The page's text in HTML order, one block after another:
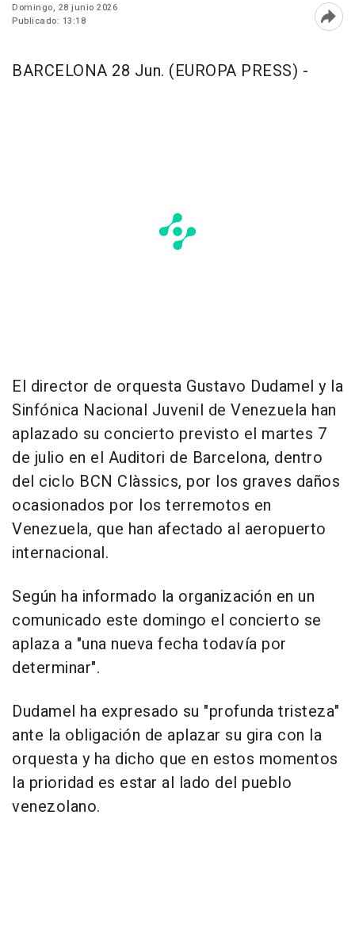
Domingo, 28 junio 2026
Publicado: 13:18
BARCELONA 28 Jun. (EUROPA PRESS) -
El director de orquesta Gustavo Dudamel y la
Sinfónica Nacional Juvenil de Venezuela han
aplazado su concierto previsto el martes 7
de julio en el Auditori de Barcelona, dentro
del ciclo BCN Clàssics, por los graves daños
ocasionados por los terremotos en
Venezuela, que han afectado al aeropuerto
internacional.
Según ha informado la organización en un
comunicado este domingo el concierto se
aplaza a "una nueva fecha todavía por
determinar".
Dudamel ha expresado su "profunda tristeza"
ante la obligación de aplazar su gira con la
orquesta y ha dicho que en estos momentos
la prioridad es estar al lado del pueblo
venezolano.